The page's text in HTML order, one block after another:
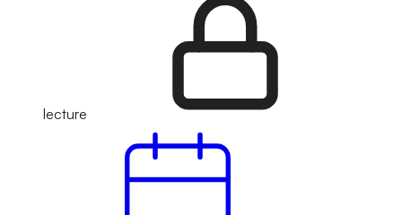
lecture